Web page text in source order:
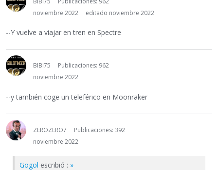
noviembre 2022
editado noviembre 2022
--Y vuelve a viajar en tren en Spectre
BIBI75
Publicaciones: 962
noviembre 2022
--y también coge un teleférico en Moonraker
ZEROZERO7
Publicaciones: 392
noviembre 2022
Gogol escribió : »